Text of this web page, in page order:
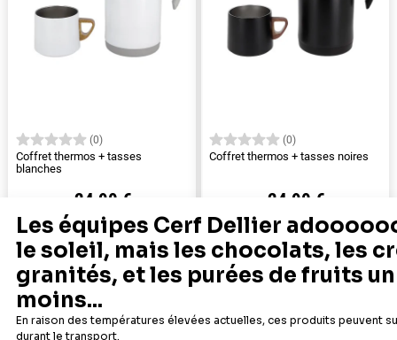
(0)
Coffret thermos + tasses
blanches
24,90 €
Ajouter au panier
Aperçu rapide
(0)
Coffret thermos + tasses noires
24,90 €
Ajouter au panier
Aperçu rapide
1 2 3 Suivant